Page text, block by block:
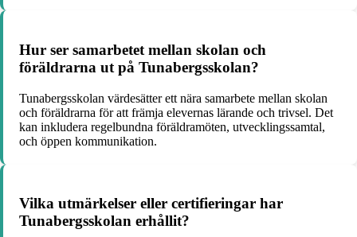
Hur ser samarbetet mellan skolan och
föräldrarna ut på Tunabergsskolan?
Tunabergsskolan värdesätter ett nära samarbete mellan skolan
och föräldrarna för att främja elevernas lärande och trivsel. Det
kan inkludera regelbundna föräldramöten, utvecklingssamtal,
och öppen kommunikation.
Vilka utmärkelser eller certifieringar har
Tunabergsskolan erhållit?